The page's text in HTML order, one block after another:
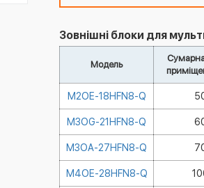
Зовнішні блоки для
Модель
M2OE-18HFN8-Q
M3OG-21HFN8-Q
M3OA-27HFN8-Q
M4OE-28HFN8-Q